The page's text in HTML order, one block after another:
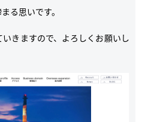
る思いです。
きますので、よろしくお願いし